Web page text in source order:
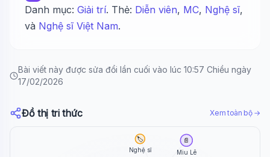
Danh mục: Giải trí. Thẻ: Diễn viên, MC, Nghệ sĩ,
và Nghệ sĩ Việt Nam.
Bài viết này được sửa đổi lần cuối vào lúc 10:57 Chiều ngày
17/02/2026
Đồ thị tri thức Xem toàn bộ →
Miu Lê
📄
Nghệ sĩ
🏷️